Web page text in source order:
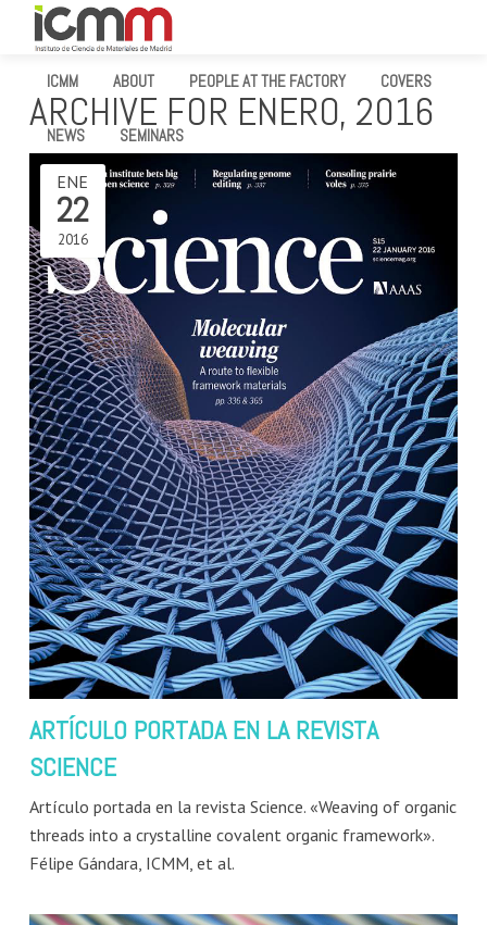
ICMM ABOUT PEOPLE AT THE FACTORY COVERS
NEWS SEMINARS
ARCHIVE FOR ENERO, 2016
ARTÍCULO PORTADA EN LA REVISTA
SCIENCE
ENE
22
2016
Artículo portada en la revista Science. «Weaving of organic
threads into a crystalline covalent organic framework».
Félipe Gándara, ICMM, et al.